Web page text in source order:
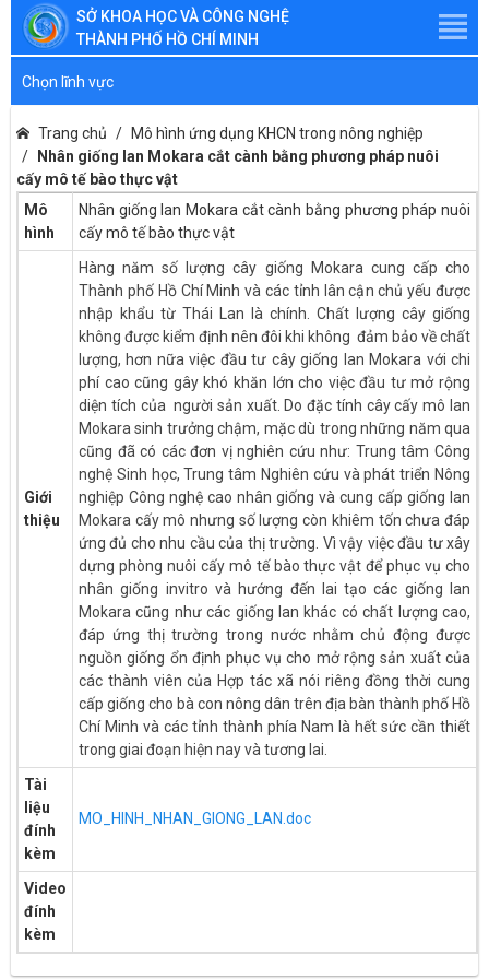
SỞ KHOA HỌC VÀ CÔNG NGHỆ
THÀNH PHỐ HỒ CHÍ MINH
Chọn lĩnh vực
Trang chủ
Mô hình ứng dụng KHCN trong nông nghiệp
Nhân giống lan Mokara cắt cành bằng phương pháp nuôi
cấy mô tế bào thực vật
Mô
hình
Nhân giống lan Mokara cắt cành bằng phương pháp nuôi
cấy mô tế bào thực vật
Giới
thiệu
Hàng năm số lượng cây giống Mokara cung cấp cho
Thành phố Hồ Chí Minh và các tỉnh lân cận chủ yếu được
nhập khẩu từ Thái Lan là chính. Chất lượng cây giống
không được kiểm định nên đôi khi không đảm bảo về chất
lượng, hơn nữa việc đầu tư cây giống lan Mokara với chi
phí cao cũng gây khó khăn lớn cho việc đầu tư mở rộng
diện tích của người sản xuất. Do đặc tính cây cấy mô lan
Mokara sinh trưởng chậm, mặc dù trong những năm qua
cũng đã có các đơn vị nghiên cứu như: Trung tâm Công
nghệ Sinh học, Trung tâm Nghiên cứu và phát triển Nông
nghiệp Công nghệ cao nhân giống và cung cấp giống lan
Mokara cấy mô nhưng số lượng còn khiêm tốn chưa đáp
ứng đủ cho nhu cầu của thị trường. Vì vậy việc đầu tư xây
dựng phòng nuôi cấy mô tế bào thực vật để phục vụ cho
nhân giống invitro và hướng đến lai tạo các giống lan
Mokara cũng như các giống lan khác có chất lượng cao,
đáp ứng thị trường trong nước nhằm chủ động được
nguồn giống ổn định phục vụ cho mở rộng sản xuất của
các thành viên của Hợp tác xã nói riêng đồng thời cung
cấp giống cho bà con nông dân trên địa bàn thành phố Hồ
Chí Minh và các tỉnh thành phía Nam là hết sức cần thiết
trong giai đoạn hiện nay và tương lai.
Tài
liệu
đính
kèm
MO_HINH_NHAN_GIONG_LAN.doc
Video
đính
kèm